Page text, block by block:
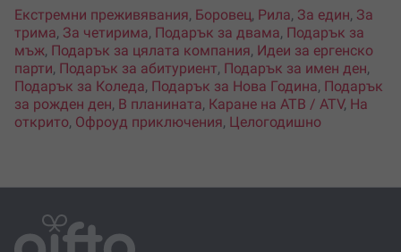
Екстремни преживявания, Боровец, Рила, За един, За
трима, За четирима, Подарък за двама, Подарък за
мъж, Подарък за цялата компания, Идеи за ергенско
парти, Подарък за абитуриент, Подарък за имен ден,
Подарък за Коледа, Подарък за Нова Година, Подарък
за рожден ден, В планината, Каране на АТВ / ATV, На
открито, Офроуд приключения, Целогодишно